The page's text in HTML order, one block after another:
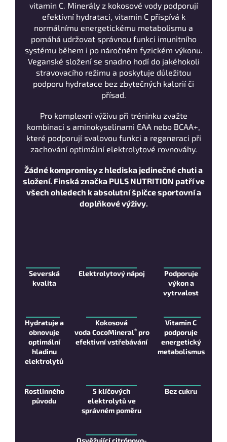
vitamin C. Minerály z kokosové vody podporují
efektivní hydrataci, vitamin C přispívá k
normálnímu energetickému metabolismu a
pomáhá udržovat správnou funkci imunitního
systému během i po náročném fyzickém výkonu.
Veganské složení se snadno hodí do jakéhokoli
stravovacího režimu a poskytuje důležitou
podporu hydratace bez zbytečných kalorií či
přísad.
Pro komplexní výživu při tréninku zvažte
kombinaci s aminokyselinami EAA nebo BCAA+,
které podporují svalovou funkci a regeneraci při
zachování optimální elektrolytové rovnováhy.
Žádné kompromisy z hlediska jedinečné chuti a
složení. Finská značka PULS NUTRITION patří ve
všech ohledech k absolutní špičce sportovní a
doplňkové výživy.
Severská
kvalita
Elektrolytový nápoj
Podporuje
výkon a
vytrvalost
Hydratuje a
obnovuje
optimální
hladinu
elektrolytů
Kokosová
vodaCocoMineral® pro
efektivní vstřebávání
Vitamin C
podporuje
energetický
metabolismus
Rostlinného
původu
5 klíčových
elektrolytů ve
správném poměru
Bez cukru